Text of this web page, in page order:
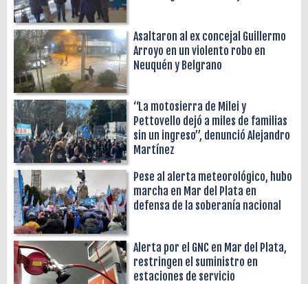
Asaltaron al ex concejal Guillermo
Arroyo en un violento robo en
Neuquén y Belgrano
“La motosierra de Milei y
Pettovello dejó a miles de familias
sin un ingreso”, denunció Alejandro
Martínez
Pese al alerta meteorológico, hubo
marcha en Mar del Plata en
defensa de la soberanía nacional
Alerta por el GNC en Mar del Plata,
restringen el suministro en
estaciones de servicio